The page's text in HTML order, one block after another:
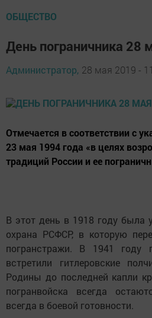
ОБЩЕСТВО
День пограничника 28
Администратор, 28 мая 2019 -
Отмечается в соответствии с
23 мая 1994 года «в целях
традиций России и ее
В этот день в 1918 году была
охрана РСФСР, в которую
погранстражи. В 1941 году
встретили гитлеровские
Родины до последней капли
погранвойска всегда
всегда в боевой готовности.